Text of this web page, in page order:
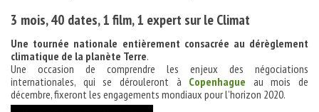
OK
3 mois, 40 dates, 1 film, 1 expert sur le Climat
Une tournée nationale entièrement consacrée au dérèglement
climatique de la planète Terre.
Une occasion de comprendre les enjeux des négociations
internationales, qui se dérouleront à Copenhague au mois de
décembre, fixeront les engagements mondiaux pour l’horizon 2020.